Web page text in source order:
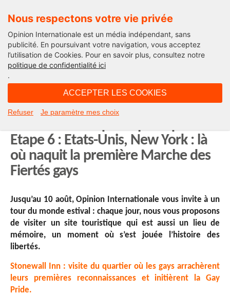
Nous respectons votre vie privée
Opinion Internationale est un média indépendant, sans
publicité. En poursuivant votre navigation, vous acceptez
l’utilisation de Cookies. Pour en savoir plus, consultez notre
politique de confidentialité ici
.
ACCEPTER LES COOKIES
Refuser Je paramètre mes choix
Tourisme
Notre série d’été : un tour du
Etape 6 : Etats-Unis, New York : là
où naquit la première Marche des
Fiertés gays
Jusqu’au 10 août, Opinion Internationale vous invite à un
tour du monde estival : chaque jour, nous vous proposons
de visiter un site touristique qui est aussi un lieu de
mémoire, un moment où s’est jouée l’histoire des
libertés.
Stonewall Inn : visite du quartier où les gays arrachèrent
leurs premières reconnaissances et initièrent la Gay
Pride.